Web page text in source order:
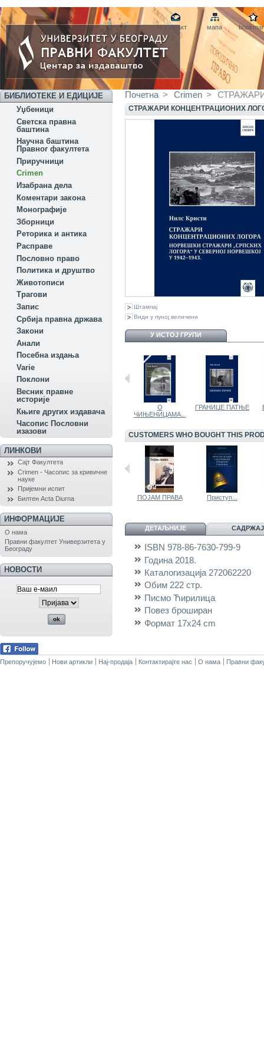
контакт мапа
БИБЛИОТЕКЕ И ЕДИЦИЈЕ
Уџбеници
Светска правна
баштина
Научна баштина
Правног факултета
Приручници
Crimen
Изабрана дела
Коментари закона
Монографије
Зборници
Реторика и антика
Расправе
Пословно право
Политика и друштво
Животописи
Трагови
Запис
Србија правна држава
Закони
Aнали
Посебна издања
Variе
Поклони
Весник правне
историје
Књиге других издавача
Часопис Пословни
изазови
ЛИНКОВИ
Сајт Факултета
Crimen - Часопис за кривичне
науке
Пријемни испит
Билтен Acta Diurna
ИНФОРМАЦИЈЕ
О нама
Правни факултет Универзитета у
Београду
НОВОСТИ
Почетна > Crimen >
СТРАЖАРИ КОНЦЕНТРАЦИОНИХ
Штампај
Види у пуној величини
У ИСТОЈ ГРУПИ
КОМПАРАЦИЈА...
O
ЧИЊЕНИЦАМА...
ГРАНИЦЕ ПАТЊЕ
CUSTOMERS WHO BOUGHT THIS
ЗАТВОР НА... ПОЈАМ ПРАВА Приступ...
ДЕТАЉНИЈЕ САДРЖАЈ
ISBN 978-86-7630-799-9
Година 2018.
Каталогизација 272062220
Обим 222 стр.
Писмо Ћирилица
Повез броширан
Формат 17x24 cm
Препоручујемо Нови артикли Нај-продаја Контактирајте нас О нама Правни